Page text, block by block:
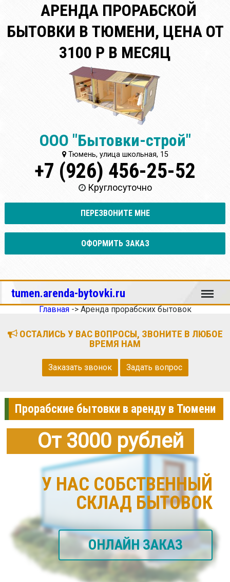
АРЕНДА ПРОРАБСКОЙ
БЫТОВКИ В ТЮМЕНИ, ЦЕНА ОТ
3100 Р В МЕСЯЦ
ООО "Бытовки-строй"
Тюмень, улица школьная, 15
+7 (926) 456-25-52
Круглосуточно
ПЕРЕЗВОНИТЕ МНЕ
ОФОРМИТЬ ЗАКАЗ
tumen.arenda-bytovki.ru Меню
Главная-> Аренда прорабских бытовок
ОСТАЛИСЬ У ВАС ВОПРОСЫ, ЗВОНИТЕ В ЛЮБОЕ
ВРЕМЯ НАМ
Заказать звонок Задать вопрос
Прорабские бытовки в аренду в Тюмени
От 3000 рублей
У НАС СОБСТВЕННЫЙ
СКЛАД БЫТОВОК
ОНЛАЙН ЗАКАЗ